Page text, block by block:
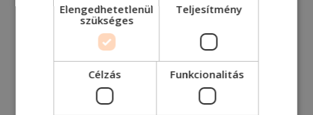
helyettese megjegyezte, hogy a globális
világjárvány nem akadályozta meg a Ford
Trucks-t abban, hogy a vállalat globális
terjeszkedésének részeként továbbra is új
forgalmazókat indítson a kulcsfontosságú
Elengedhetetlenül
szükséges
Teljesítmény
Célzás Funkcionalitás